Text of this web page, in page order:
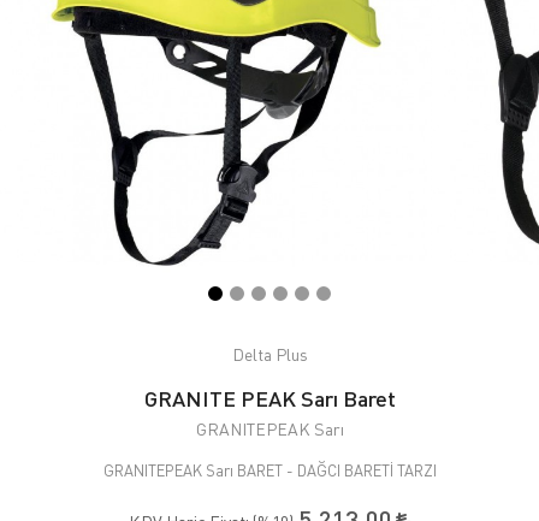
Delta Plus
GRANITE PEAK Sarı Baret
GRANITEPEAK Sarı
GRANITEPEAK Sarı BARET - DAĞCI BARETİ TARZI